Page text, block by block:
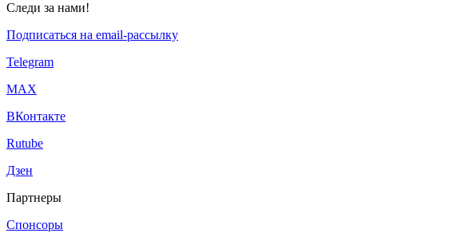
Следи за нами!
Подписаться на email-рассылку
Telegram
МАХ
ВКонтакте
Rutube
Дзен
Партнеры
Спонсоры